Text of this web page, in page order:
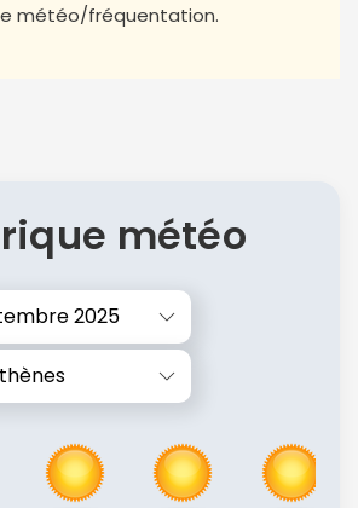
météo/fréquentation.
météo
2025